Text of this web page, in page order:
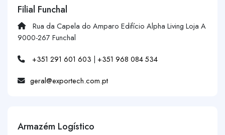
Filial Funchal
Rua da Capela do Amparo Edifício Alpha Living Loja A
9000-267 Funchal
+351 291 601 603 | +351 968 084 534
geral@exportech.com.pt
Armazém Logístico